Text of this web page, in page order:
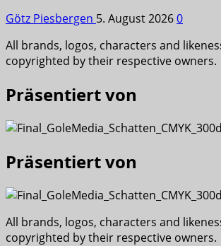
Götz Piesbergen 5. August 20260
All brands, logos, characters and
copyrighted by their respective owners.
Präsentiert von
Präsentiert von
All brands, logos, characters and
copyrighted by their respective owners.